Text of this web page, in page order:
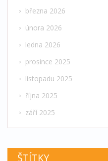
března 2026
února 2026
ledna 2026
prosince 2025
listopadu 2025
října 2025
září 2025
ŠTÍTKY